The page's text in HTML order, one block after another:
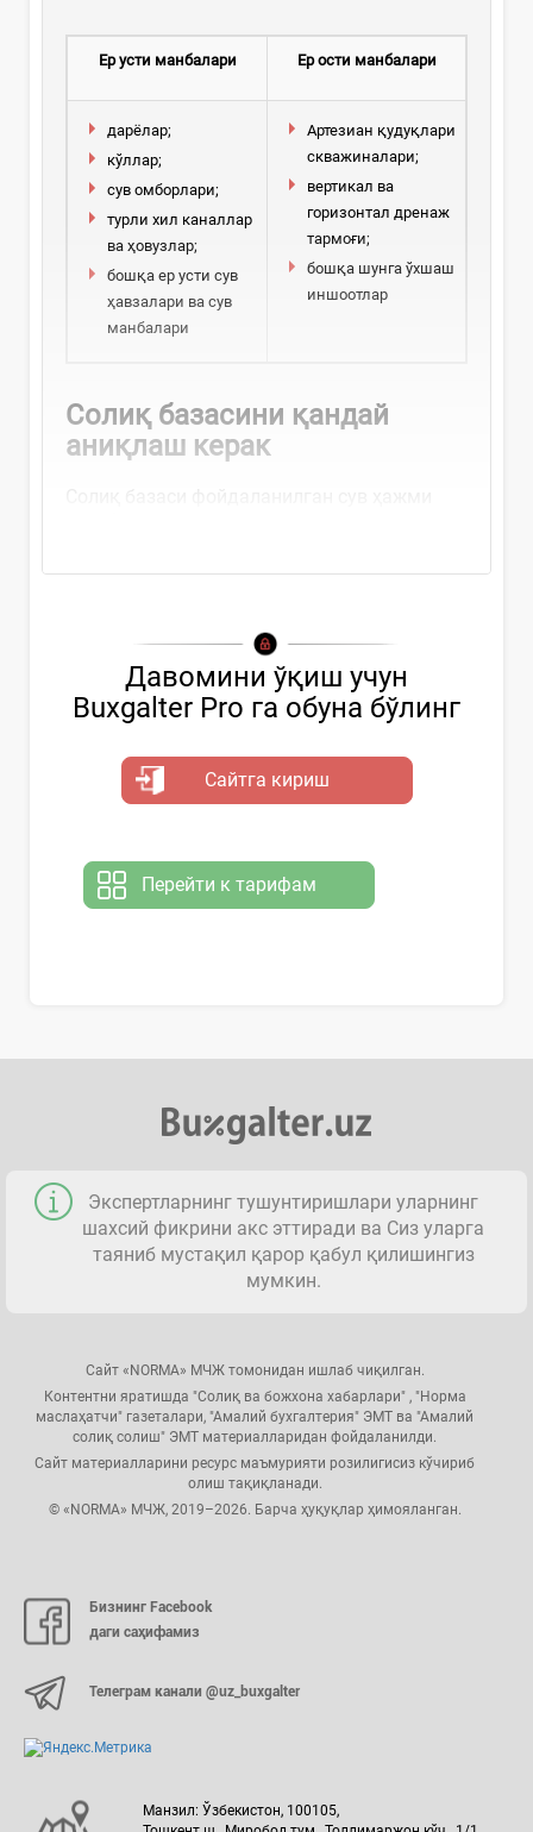
Ер усти манбалари Ер ости манбалари
дарёлар;
кўллар;
сув омборлари;
турли хил каналлар
ва ҳовузлар;
бошқа ер усти сув
ҳавзалари ва сув
манбалари
Артезиан қудуқлари
скважиналари;
вертикал ва
горизонтал дренаж
тармоғи;
бошқа шунга ўхшаш
иншоотлар
Солиқ базасини қандай
аниқлаш керак
Давомини ўқиш учун
Buxgalter Pro га обуна бўлинг
Сайтга кириш
Перейти к тарифам
Экспертларнинг тушунтиришлари уларнинг
шахсий фикрини акс эттиради ва Сиз уларга
таяниб мустақил қарор қабул қилишингиз
мумкин.
Сайт «NORMA» МЧЖ томонидан ишлаб чиқилган.
Контентни яратишда "Солиқ ва божхона хабарлари" , "Норма
маслаҳатчи" газеталари, "Амалий бухгалтерия" ЭМТ ва "Амалий
солиқ солиш" ЭМТ материалларидан фойдаланилди.
Сайт материалларини ресурс маъмурияти розилигисиз кўчириб
олиш тақиқланади.
© «NORMA» МЧЖ, 2019–2026. Барча ҳуқуқлар ҳимояланган.
Бизнинг Facebook
даги саҳифамиз
Телеграм канали @uz_buxgalter
Манзил: Ўзбекистон, 100105,